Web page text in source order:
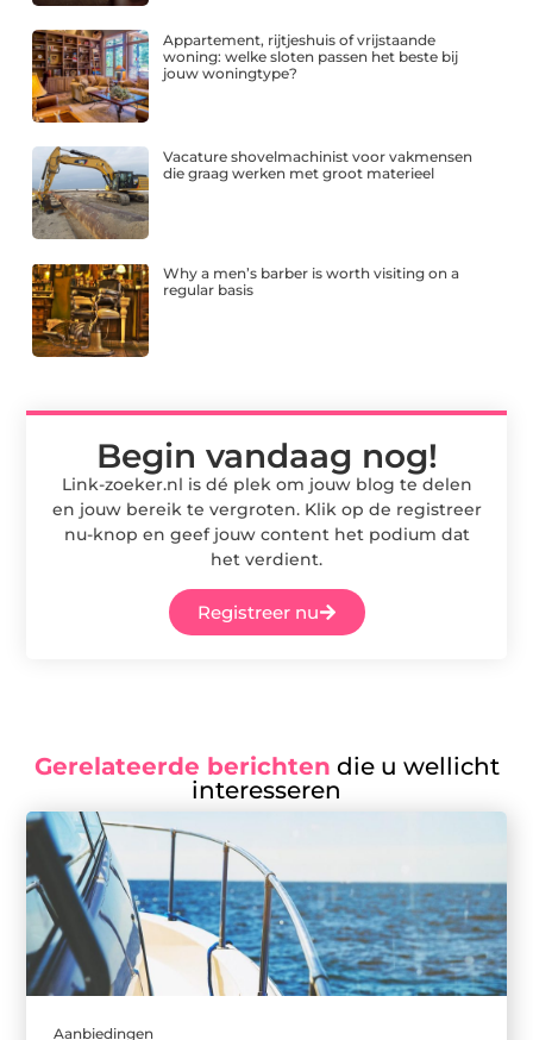
Appartement, rijtjeshuis of vrijstaande
woning: welke sloten passen het beste bij
jouw woningtype?
Vacature shovelmachinist voor vakmensen
die graag werken met groot materieel
Why a men’s barber is worth visiting on a
regular basis
Begin vandaag nog!
Link-zoeker.nl is dé plek om jouw blog te delen
en jouw bereik te vergroten. Klik op de registreer
nu-knop en geef jouw content het podium dat
het verdient.
Registreer nu
Gerelateerde berichten die u wellicht
interesseren
Aanbiedingen